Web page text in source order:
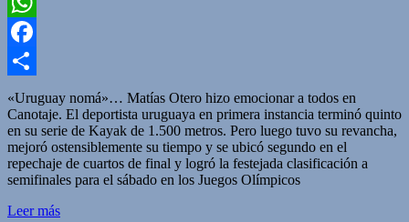
WhatsApp
Facebook
Compartir
«Uruguay nomá»… Matías Otero hizo emocionar a todos en
Canotaje. El deportista uruguaya en primera instancia terminó quinto
en su serie de Kayak de 1.500 metros. Pero luego tuvo su revancha,
mejoró ostensiblemente su tiempo y se ubicó segundo en el
repechaje de cuartos de final y logró la festejada clasificación a
semifinales para el sábado en los Juegos Olímpicos
Leer más